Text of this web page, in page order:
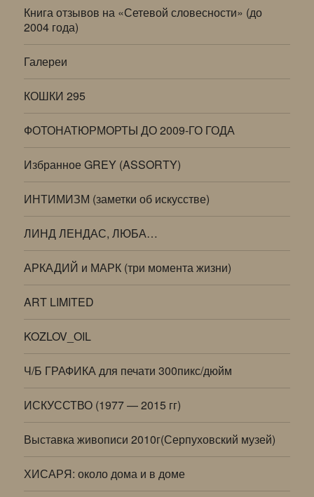
Книга отзывов на «Сетевой словесности» (до
2004 года)
Галереи
КОШКИ 295
ФОТОНАТЮРМОРТЫ ДО 2009-ГО ГОДА
Избранное GREY (ASSORTY)
ИНТИМИЗМ (заметки об искусстве)
ЛИНД ЛЕНДАС, ЛЮБА…
АРКАДИЙ и МАРК (три момента жизни)
ART LIMITED
KOZLOV_OIL
Ч/Б ГРАФИКА для печати 300пикс/дюйм
ИСКУССТВО (1977 — 2015 гг)
Выставка живописи 2010г(Серпуховский музей)
ХИСАРЯ: около дома и в доме